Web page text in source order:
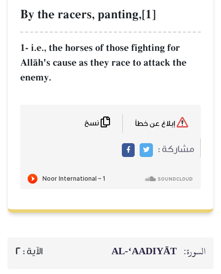
By the racers, panting,[1]
1- i.e., the horses of those fighting for
AllŒh's cause as they race to attack the
enemy.
مشاركة :
السورة: AL‑‘AADIYĀT الآية : 2